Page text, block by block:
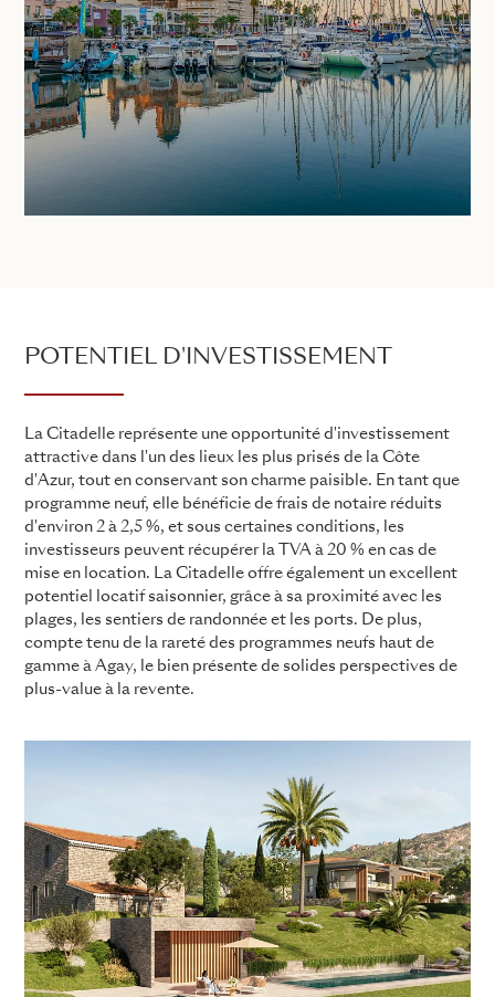
POTENTIEL D'INVESTISSEMENT
La Citadelle représente une opportunité d'investissement
attractive dans l'un des lieux les plus prisés de la Côte
d'Azur, tout en conservant son charme paisible. En tant que
programme neuf, elle bénéficie de frais de notaire réduits
d'environ 2 à 2,5 %, et sous certaines conditions, les
investisseurs peuvent récupérer la TVA à 20 % en cas de
mise en location. La Citadelle offre également un excellent
potentiel locatif saisonnier, grâce à sa proximité avec les
plages, les sentiers de randonnée et les ports. De plus,
compte tenu de la rareté des programmes neufs haut de
gamme à Agay, le bien présente de solides perspectives de
plus-value à la revente.